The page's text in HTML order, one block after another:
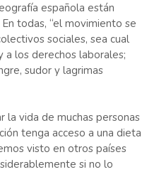
española están
todas, “el movimiento se
sociales, sea cual
a los derechos laborales;
sudor y lagrimas
la vida de muchas personas
tenga acceso a una dieta
visto en otros países
si no lo